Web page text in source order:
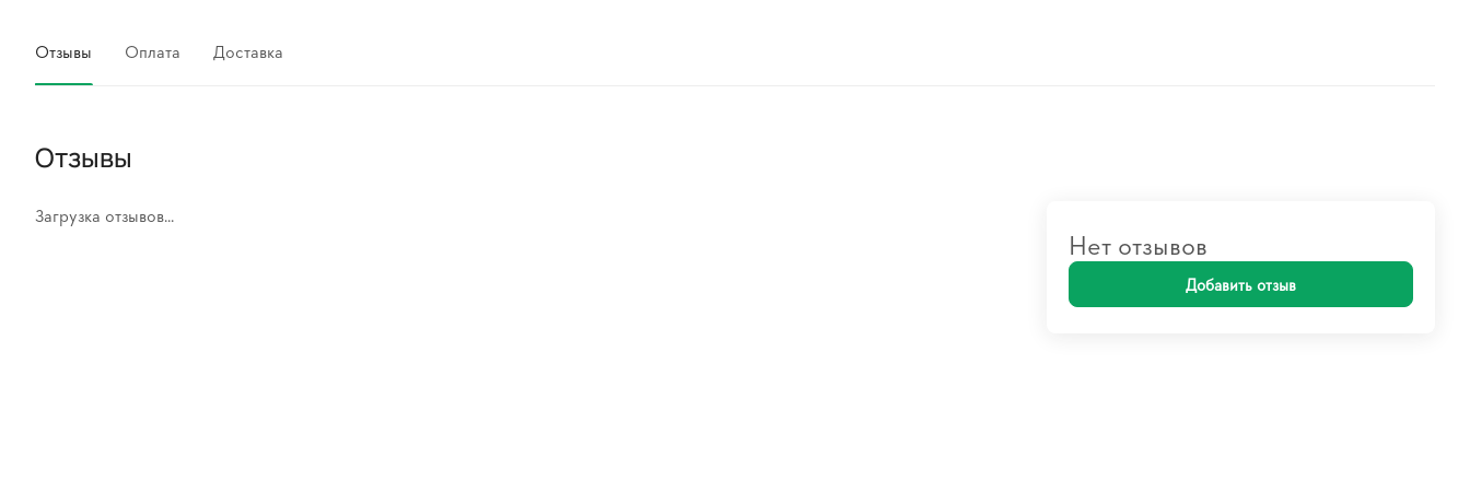
Отзывы Оплата Доставка
Отзывы
Загрузка отзывов...
Нет отзывов
Добавить отзыв